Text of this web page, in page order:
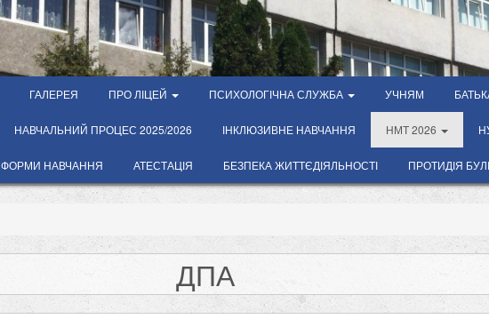
ГАЛЕРЕЯ ПРО ЛІЦЕЙ ПСИХОЛОГІЧНА СЛУЖБА УЧНЯМ
НАВЧАЛЬНИЙ ПРОЦЕС 2025/2026 ІНКЛЮЗИВНЕ НАВЧАННЯ НМТ 2026
ФОРМИ НАВЧАННЯ АТЕСТАЦІЯ БЕЗПЕКА ЖИТТЄДІЯЛЬНОСТІ ПРОТИДІЯ
ДПА